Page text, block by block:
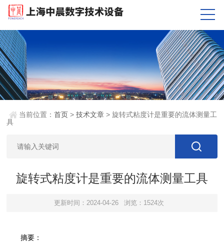
当前位置：首页 >技术文章 > 旋转式粘度计是重要的流体测量工
具
旋转式粘度计是重要的流体测量工具
更新时间：2024-04-26 浏览：1524次
摘要：